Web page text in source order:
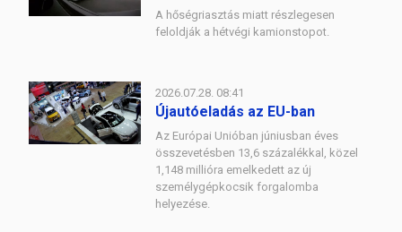
A hőségriasztás miatt részlegesen
feloldják a hétvégi kamionstopot.
2026.07.28. 08:41
Újautóeladás az EU-ban
Az Európai Unióban júniusban éves
összevetésben 13,6 százalékkal, közel
1,148 millióra emelkedett az új
személygépkocsik forgalomba
helyezése.